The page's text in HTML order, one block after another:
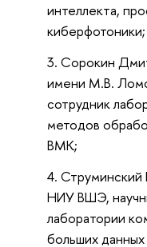
интеллекта,
киберфотоники;
Сорокин
имени М.В.
сотрудник
методов
ВМК;
Струминский
НИУ ВШЭ,
лаборатории
больших